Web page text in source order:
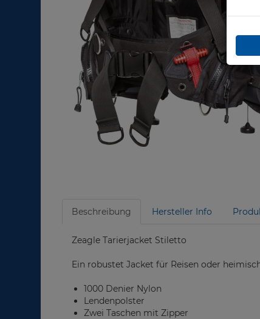
Beschreibung Hersteller Info
Zeagle Tarierjacket Stiletto
Ein robustet Jacket für Reisen oder
1000 Denier Nylon
Lendenpolster
Zwei Taschen mit Zipper